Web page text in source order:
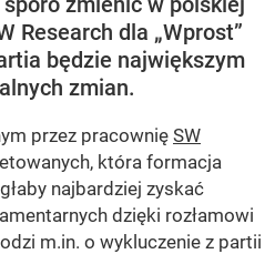
Research dla „Wprost”
będzie największym
zmian.
przez pracownię SW
która formacja
najbardziej zyskać
dzięki rozłamowi
m.in. o wykluczenie z partii